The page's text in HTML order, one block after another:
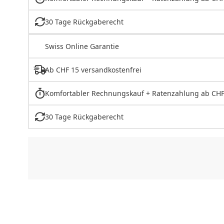
30 Tage Rückgaberecht
Swiss Online Garantie
Ab CHF 15 versandkostenfrei
Komfortabler Rechnungskauf + Ratenzahlung ab
30 Tage Rückgaberecht